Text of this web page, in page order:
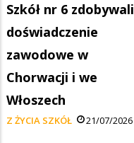
Szkół nr 6 zdobywali
doświadczenie
zawodowe w
Chorwacji i we
Włoszech
Z ŻYCIA SZKÓŁ 21/07/2026